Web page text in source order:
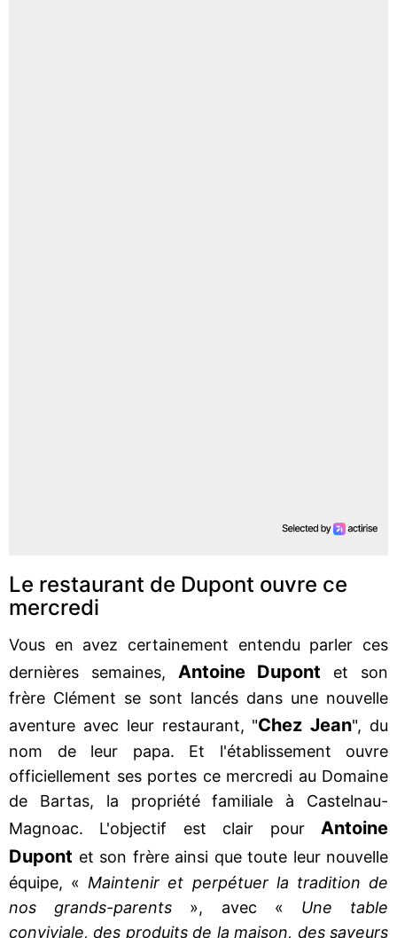
Le restaurant de Dupont ouvre ce
mercredi
Vous en avez certainement entendu parler ces
dernières semaines, Antoine Dupont et son
frère Clément se sont lancés dans une nouvelle
aventure avec leur restaurant, "Chez Jean", du
nom de leur papa. Et l'établissement ouvre
officiellement ses portes ce mercredi au Domaine
de Bartas, la propriété familiale à Castelnau-
Magnoac. L'objectif est clair pour Antoine
Dupont et son frère ainsi que toute leur nouvelle
équipe, « Maintenir et perpétuer la tradition de
nos grands-parents », avec « Une table
conviviale, des produits de la maison, des saveurs